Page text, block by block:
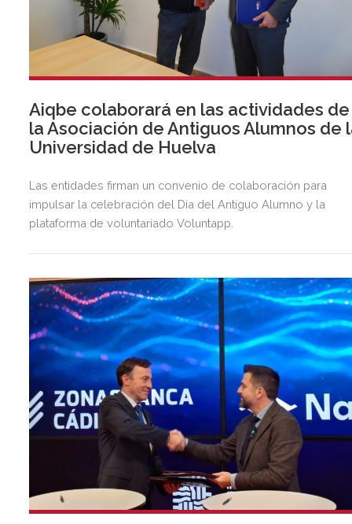
Aiqbe colaborará en las actividades de
la Asociación de Antiguos Alumnos de
Universidad de Huelva
Las entidades firman un convenio de colaboración para
impulsar la celebración del Día del Antiguo Alumno y la
plataforma de voluntariado Voluntapp.